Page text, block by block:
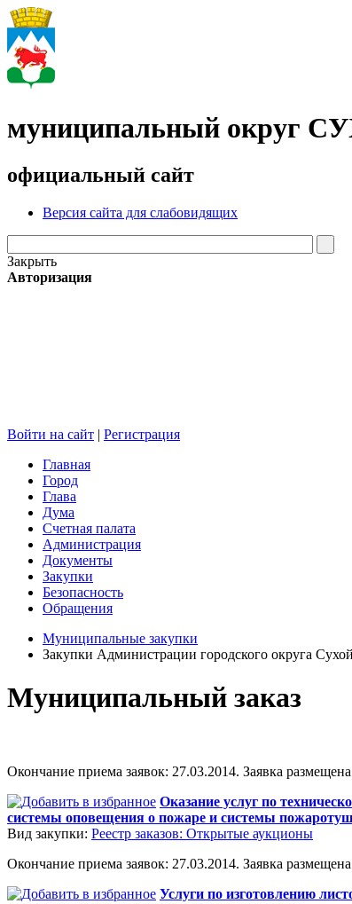
муниципальный округ
официальный сайт
Версия сайта для слабовидящих
Закрыть
Авторизация
Войти на сайт | Регистрация
Главная
Город
Глава
Дума
Счетная палата
Администрация
Документы
Закупки
Безопасность
Обращения
Муниципальные закупки
Закупки Администрации городского округа
Муниципальный заказ
Окончание приема заявок: 27.03.2014. Заявка
Оказание услуг по
системы оповещения о пожаре и системы
Вид закупки: Реестр заказов: Открытые аукционы
Окончание приема заявок: 27.03.2014. Заявка
Услуги по изготовлению